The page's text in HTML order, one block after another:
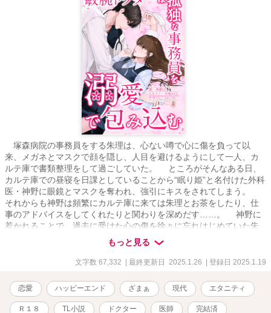
塚森病院の事務員をする朱理は、心ない噂で心に傷を負って以
来、メガネとマスクで顔を隠し、人目を避けるようにして一人、カ
ルテ庫で書類整理をして過ごしていた。 ところがそんなある日、
カルテ庫での昼寝を日課としていることから“眠り姫”と名付けた外科
医・神野に眼鏡とマスクを奪われ、強引にキスをされてしまう。
それからも神野は頻繁にカルテ庫に来ては朱理とお茶をしたり、仕
事のアドバイスをしてくれたりと関わりを深めだす……。 神野に
惹かれることで、過去に受けた心の傷を徐々に忘れはじめていた朱
理。 だが二人に思いもかけない事件が起きて――。 ※大人ドクタ
ーと真面目事務員の恋愛です🌟 ※Ｒ18シーン有 ※全話投稿予約済
※2018.07.01 にLUNA文庫様より出版していた「眠りの森のドクタ
えにあります。 💕💕💕神野視点と結婚式を追加してます💕💕💕 ※イ
ラスト：名残みちる（https://x.com/___NAGORI）様 デザイン：
まお（https://x.com/MAO034626） 様 にお願いいたしました🌟
もっと見る
文字数 67,332 | 最終更新日 2025.1.26 | 登録日 2025.1.19
恋愛 ハッピーエンド ざまぁ 現代 エタニティ
Ｒ１８ TL小説 ドクター 医師 完結済